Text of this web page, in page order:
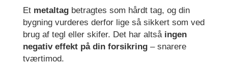
Et metaltagbetragtes som hårdt tag, og din
bygning vurderes derfor lige så sikkert som ved
brug af tegl eller skifer. Det har altså ingen
negativ effekt på din forsikring– snarere
tværtimod.